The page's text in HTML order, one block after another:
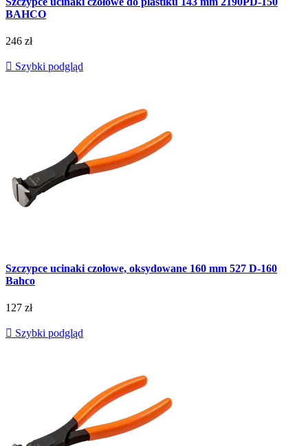
BAHCO
246 zł
 Szybki podgląd
Szczypce ucinaki czołowe, oksydowane 160 mm 527 D-160
Bahco
127 zł
 Szybki podgląd